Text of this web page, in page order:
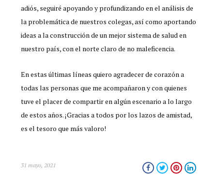
adiós, seguiré apoyando y profundizando en el análisis de
la problemática de nuestros colegas, así como aportando
ideas a la construcción de un mejor sistema de salud en
nuestro país, con el norte claro de no maleficencia.
En estas últimas líneas quiero agradecer de corazón a
todas las personas que me acompañaron y con quienes
tuve el placer de compartir en algún escenario a lo largo
de estos años. ¡Gracias a todos por los lazos de amistad,
es el tesoro que más valoro!
31 mayo, 2021